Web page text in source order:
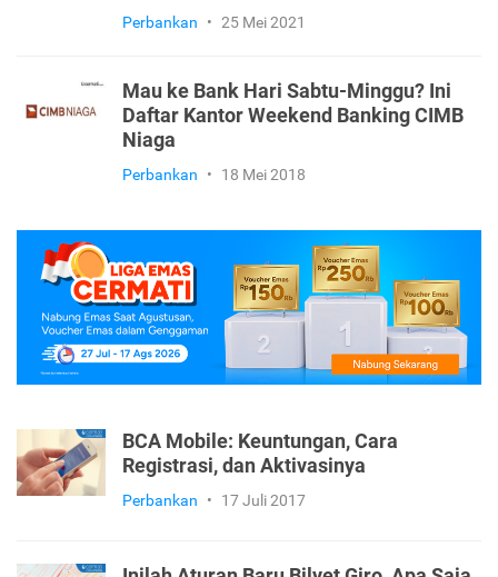
Perbankan • 25 Mei 2021
Mau ke Bank Hari Sabtu-Minggu? Ini
Daftar Kantor Weekend Banking CIMB
Niaga
Perbankan • 18 Mei 2018
BCA Mobile: Keuntungan, Cara
Registrasi, dan Aktivasinya
Perbankan • 17 Juli 2017